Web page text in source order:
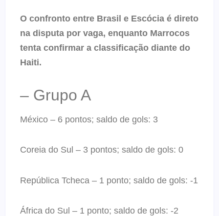
O confronto entre Brasil e Escócia é direto
na disputa por vaga, enquanto Marrocos
tenta confirmar a classificação diante do
Haiti.
– Grupo A
México – 6 pontos; saldo de gols: 3
Coreia do Sul – 3 pontos; saldo de gols: 0
República Tcheca – 1 ponto; saldo de gols: -1
África do Sul – 1 ponto; saldo de gols: -2